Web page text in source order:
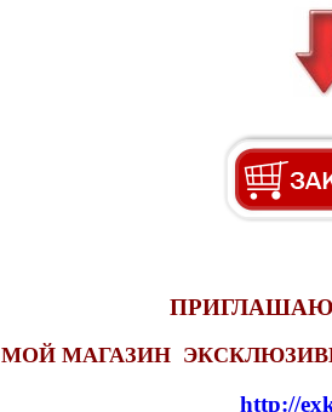
ПРИГЛАШАЮ
МОЙ МАГАЗИН
http://